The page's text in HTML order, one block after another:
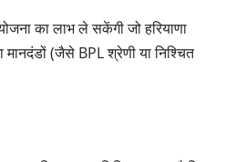
का लाभ ले सकेंगी जो हरियाणा
मानदंडों (जैसे BPL श्रेणी या निश्चित